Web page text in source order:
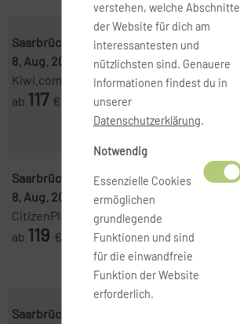
Saarbrücken ( SCN )-Mallorca ( PMI )
8. Aug. 2026
11. Aug. 2026
Kiwi.com
ab 117 €
Saarbrücken ( SCN )-Mallorca ( PMI )
8. Aug. 2026
19. Aug. 2026
CitizenPlane
ab 119 €
Saarbrücken ( SCN )
verstehen, welche Abschnitte
der Website für dich am
interessantesten und
nützlichsten sind. Genauere
Informationen findest du in
unserer
Datenschutzerklärung.
Notwendig
Essenzielle Cookies
ermöglichen
grundlegende
Funktionen und sind
für die einwandfreie
Funktion der Website
erforderlich.